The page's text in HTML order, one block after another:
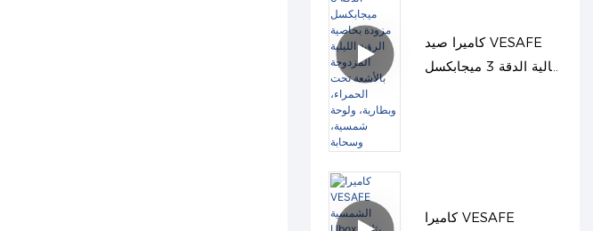
كاميرا صيد VESAFE
عالية الدقة 3 ميجابكسل
كاميرا VESAFE